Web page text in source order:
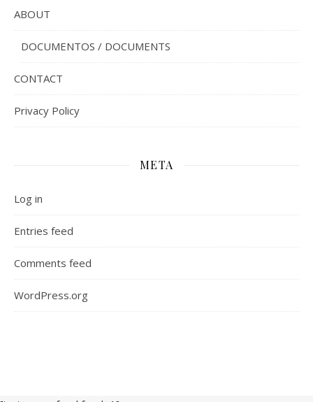
ABOUT
DOCUMENTOS / DOCUMENTS
CONTACT
Privacy Policy
META
Log in
Entries feed
Comments feed
WordPress.org